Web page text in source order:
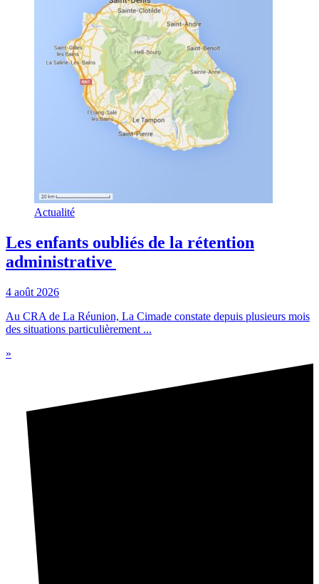
Actualité
Les enfants oubliés de la rétention
administrative
4 août 2026
Au CRA de La Réunion, La Cimade constate depuis plusieurs mois
des situations particulièrement ...
»